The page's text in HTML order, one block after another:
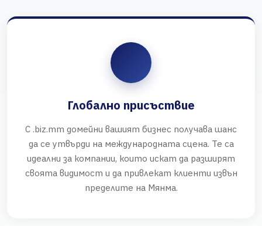
Глобално присъствие
С .biz.mm домейни вашият бизнес получава шанс
да се утвърди на международната сцена. Те са
идеални за компании, които искат да разширят
своята видимост и да привлекат клиенти извън
пределите на Мянма.